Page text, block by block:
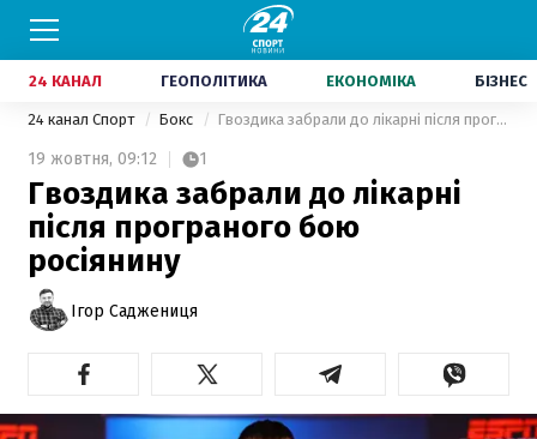
24 КАНАЛ ГЕОПОЛІТИКА ЕКОНОМІКА БІЗНЕС
24 канал Спорт Бокс Гвоздика забрали до лікарні після програного бою росіянину
19 жовтня, 09:12 1
Гвоздика забрали до лікарні
після програного бою
росіянину
Ігор Саджениця